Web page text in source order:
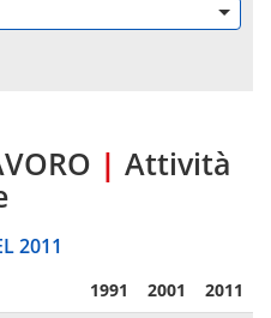
| Attività
2011
1991 2001 2011